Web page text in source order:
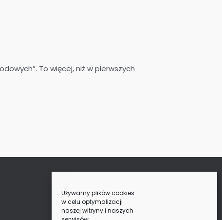
Używamy plików cookies
w celu optymalizacji
naszej witryny i naszych
To więcej, niż w pierwszych